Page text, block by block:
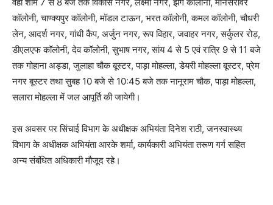
कॉलोनी, चाण्क्यपुर कॉलोनी, मॉडल टाऊन, भरत कॉलोनी, कमल कॉलोनी, चौधरी
लेन, आदर्श नगर, गांधी कैंप, अर्जुन नगर, रूप विहार, जवाहर नगर, सर्कुलर रोड़,
डीएलएफ कॉलोनी, देव कॉलोनी, सुभाष नगर, सांय 4 से 5 एवं रात्रि 9 से 11 बजे
तक गोहाना अड्डा, जुलाहा चौक बूस्टर, पाड़ा मोहल्ला, डेयरी मोहल्ला बूस्टर, प्रेम
नगर बूस्टर तथा सुबह 10 बजे से 10:45 बजे तक नानूराम चौक, पाड़ा मोहल्ला,
सलारा मोहल्ला में जल आपूर्ति की जायेगी।
इस अवसर पर सिंचाई विभाग के अधीक्षक अभियंता दिनेश राठी, जनस्वास्थ्य
विभाग के अधीक्षक अभियंता आरके शर्मा, कार्यकारी अभियंता तरूण गर्ग सहित
अन्य संबंधित अधिकारी मौजूद रहे।